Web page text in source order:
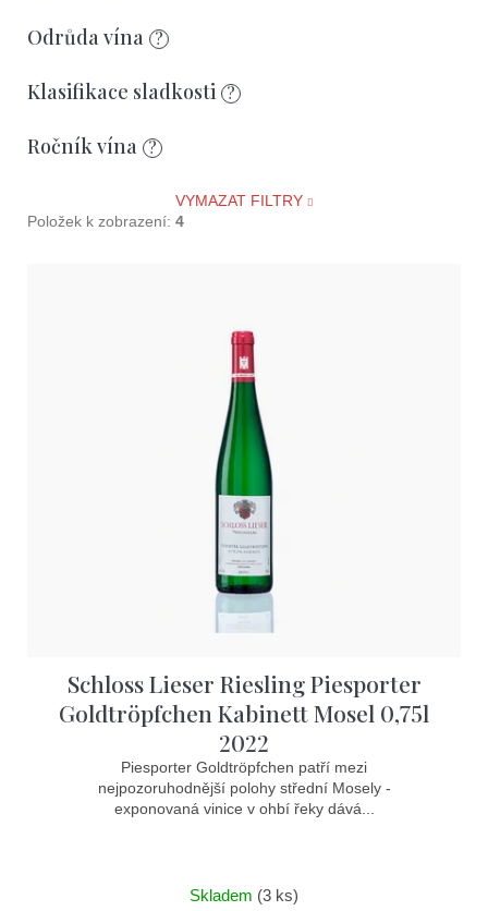
u
k
ů
Odrůda vína ?
Klasifikace sladkosti ?
Ročník vína ?
VYMAZAT FILTRY
Položek k zobrazení: 4
Schloss Lieser Riesling Piesporter
Goldtröpfchen Kabinett Mosel 0,75l
2022
Piesporter Goldtröpfchen patří mezi
nejpozoruhodnější polohy střední Mosely -
exponovaná vinice v ohbí řeky dává...
Skladem (3 ks)